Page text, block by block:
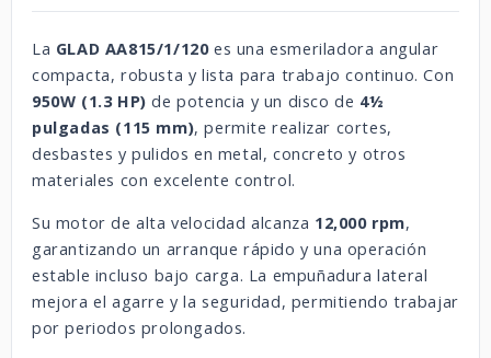
La GLAD AA815/1/120es una esmeriladora angular
compacta, robusta y lista para trabajo continuo. Con
950W (1.3 HP) de potencia y un disco de 4½
pulgadas (115 mm), permite realizar cortes,
desbastes y pulidos en metal, concreto y otros
materiales con excelente control.
Su motor de alta velocidad alcanza 12,000 rpm,
garantizando un arranque rápido y una operación
estable incluso bajo carga. La empuñadura lateral
mejora el agarre y la seguridad, permitiendo trabajar
por periodos prolongados.